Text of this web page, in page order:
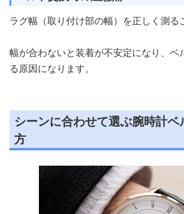
ラグ幅（取り付け部の幅）を正しく測る
幅が合わないと装着が不安定になり、ベ
る原因になります。
シーンに合わせて選ぶ腕時計ベ
方